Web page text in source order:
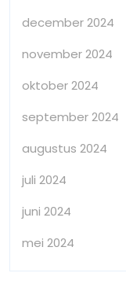
december 2024
november 2024
oktober 2024
september 2024
augustus 2024
juli 2024
juni 2024
mei 2024